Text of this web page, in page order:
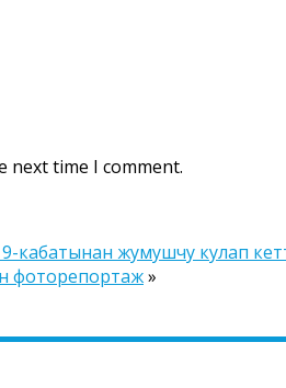
next time I comment.
кабатынан жумушчу кулап
фоторепортаж»